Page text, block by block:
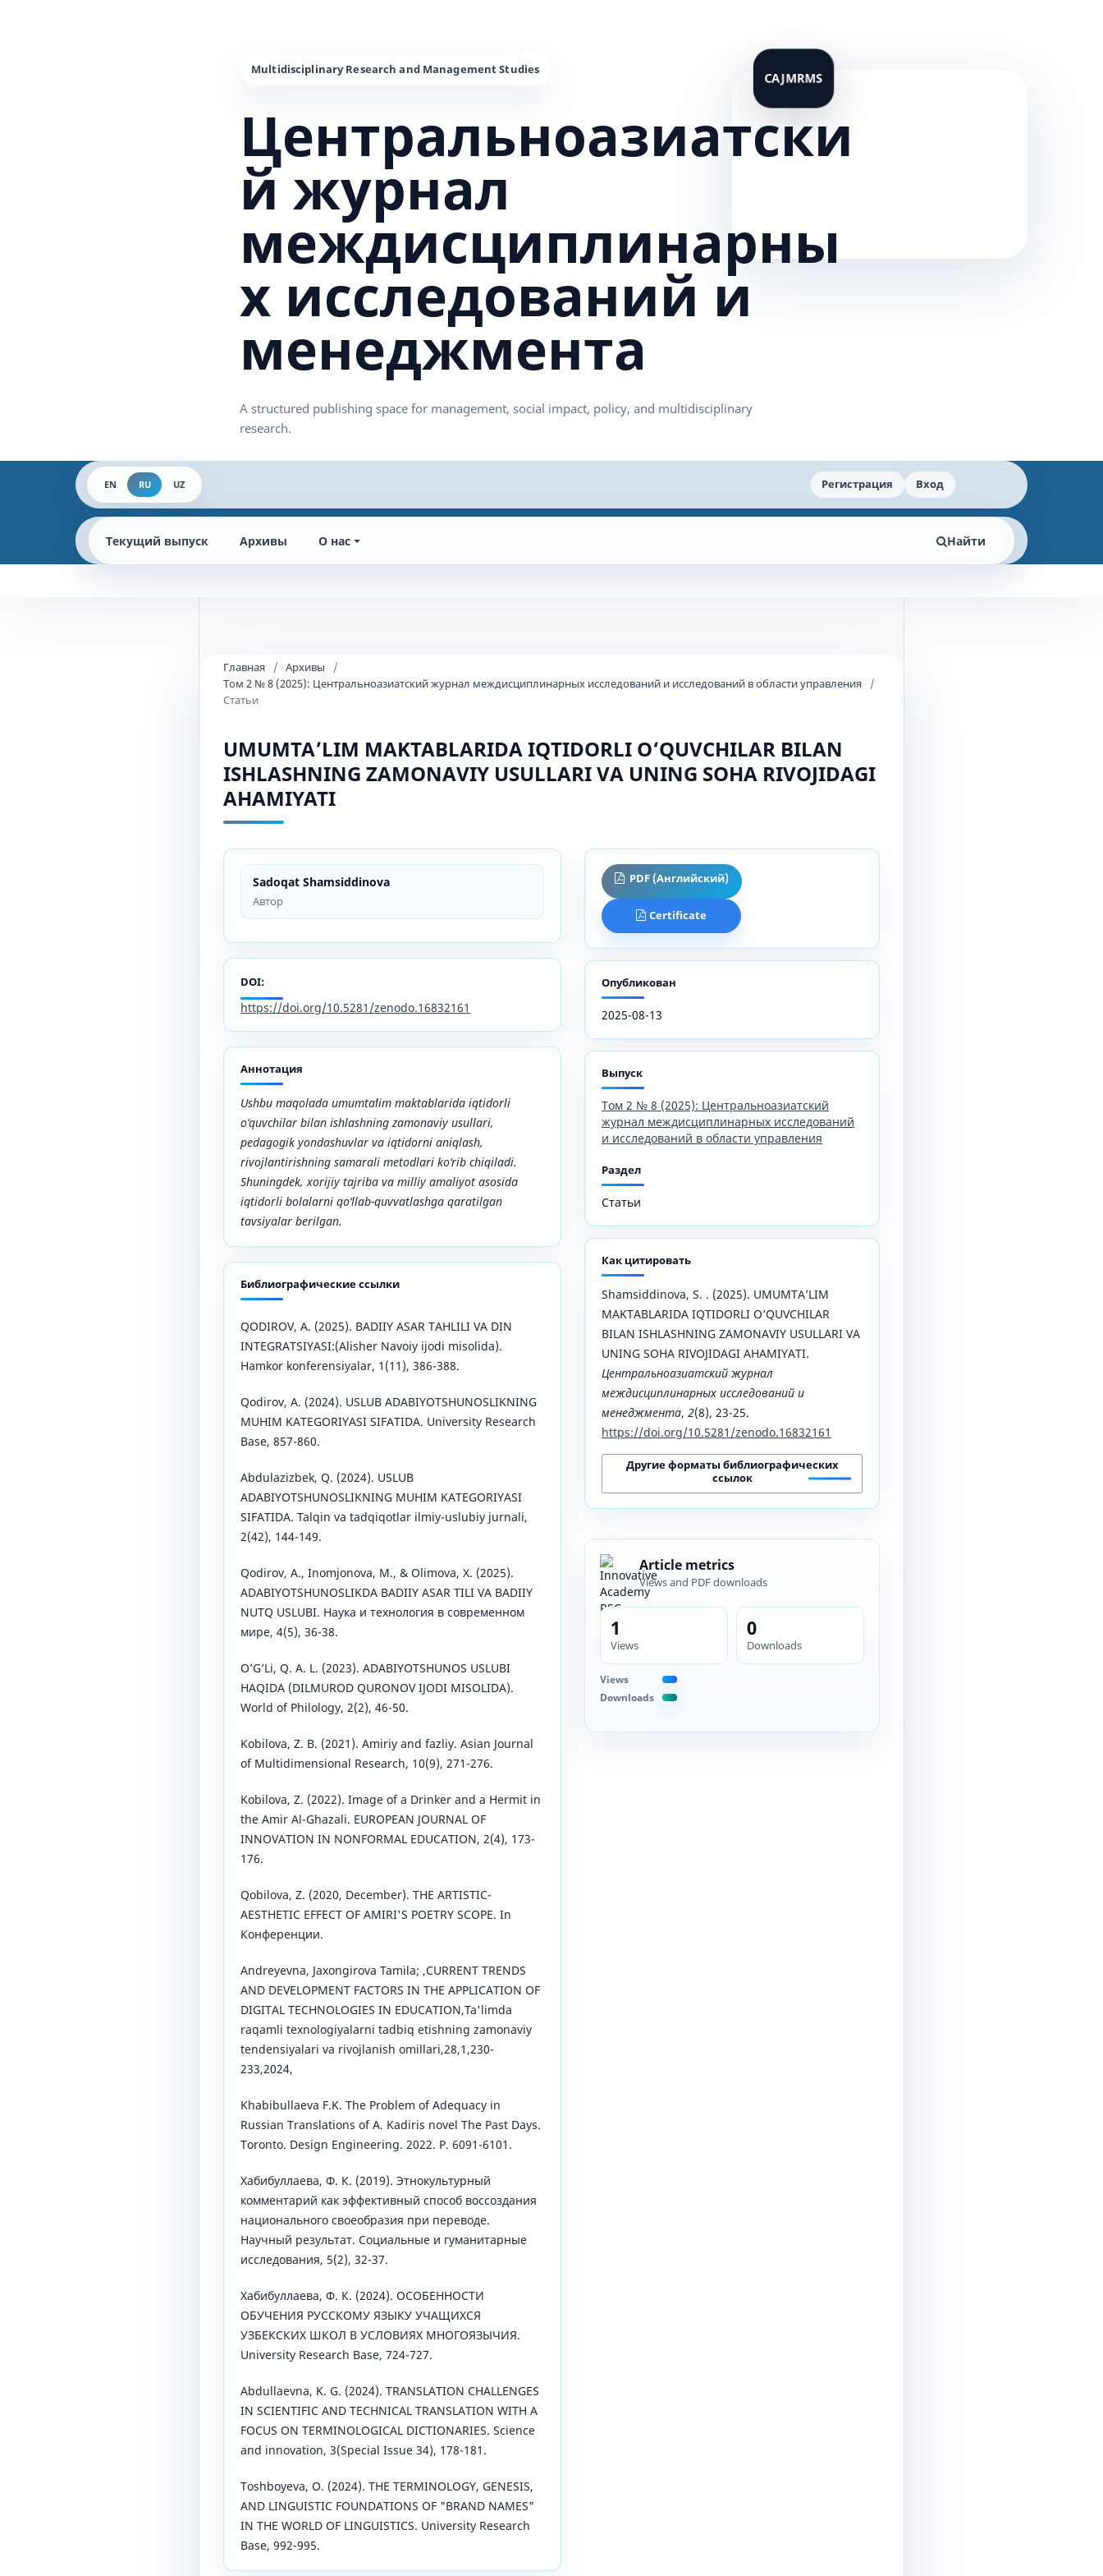
Центральноазиатски
й журнал
междисциплинарны
х исследований и
менеджмента
EN RU UZ Регистрация Вход
Текущий выпуск Архивы О нас Найти
Главная / Архивы
/
Том 2 № 8 (2025): Центральноазиатский журнал междисциплинарных исследований и исследований в области управления
/
Статьи
UMUMTAʼLIM MAKTABLARIDA IQTIDORLI O‘QUVCHILAR BILAN
ISHLASHNING ZAMONAVIY USULLARI VA UNING SOHA RIVOJIDAGI
AHAMIYATI
Sadoqat Shamsiddinova
Автор
DOI:
https://doi.org/10.5281/zenodo.16832161
Аннотация
Ushbu maqolada umumtaʼlim maktablarida iqtidorli
o‘quvchilar bilan ishlashning zamonaviy usullari,
pedagogik yondashuvlar va iqtidorni aniqlash,
rivojlantirishning samarali metodlari ko‘rib chiqiladi.
Shuningdek, xorijiy tajriba va milliy amaliyot asosida
iqtidorli bolalarni qo‘llab-quvvatlashga qaratilgan
tavsiyalar berilgan.
Библиографические ссылки
QODIROV, A. (2025). BADIIY ASAR TAHLILI VA DIN
INTEGRATSIYASI:(Alisher Navoiy ijodi misolida).
Hamkor konferensiyalar, 1(11), 386-388.
Qodirov, A. (2024). USLUB ADABIYOTSHUNOSLIKNING
MUHIM KATEGORIYASI SIFATIDA. University Research
Base, 857-860.
Abdulazizbek, Q. (2024). USLUB
ADABIYOTSHUNOSLIKNING MUHIM KATEGORIYASI
SIFATIDA. Talqin va tadqiqotlar ilmiy-uslubiy jurnali,
2(42), 144-149.
Qodirov, A., Inomjonova, M., & Olimova, X. (2025).
ADABIYOTSHUNOSLIKDA BADIIY ASAR TILI VA BADIIY
NUTQ USLUBI. Наука и технология в современном
мире, 4(5), 36-38.
O’G’Li, Q. A. L. (2023). ADABIYOTSHUNOS USLUBI
HAQIDA (DILMUROD QURONOV IJODI MISOLIDA).
World of Philology, 2(2), 46-50.
Kobilova, Z. B. (2021). Amiriy and fazliy. Asian Journal
of Multidimensional Research, 10(9), 271-276.
Kobilova, Z. (2022). Image of a Drinker and a Hermit in
the Amir Al-Ghazali. EUROPEAN JOURNAL OF
INNOVATION IN NONFORMAL EDUCATION, 2(4), 173-
176.
Qobilova, Z. (2020, December). THE ARTISTIC-
AESTHETIC EFFECT OF AMIRI'S POETRY SCOPE. In
Конференции.
Andreyevna, Jaxongirova Tamila; ,CURRENT TRENDS
AND DEVELOPMENT FACTORS IN THE APPLICATION OF
DIGITAL TECHNOLOGIES IN EDUCATION,Ta'limda
raqamli texnologiyalarni tadbiq etishning zamonaviy
tendensiyalari va rivojlanish omillari,28,1,230-
233,2024,
Khabibullaeva F.K. The Problem of Adequacy in
Russian Translations of A. Kadiris novel The Past Days.
Toronto. Design Engineering. 2022. P. 6091-6101.
Хабибуллаева, Ф. К. (2019). Этнокультурный
комментарий как эффективный способ воссоздания
национального своеобразия при переводе.
Научный результат. Социальные и гуманитарные
исследования, 5(2), 32-37.
Хабибуллаева, Ф. К. (2024). ОСОБЕННОСТИ
ОБУЧЕНИЯ РУССКОМУ ЯЗЫКУ УЧАЩИХСЯ
УЗБЕКСКИХ ШКОЛ В УСЛОВИЯХ МНОГОЯЗЫЧИЯ.
University Research Base, 724-727.
Abdullaevna, K. G. (2024). TRANSLATION CHALLENGES
IN SCIENTIFIC AND TECHNICAL TRANSLATION WITH A
FOCUS ON TERMINOLOGICAL DICTIONARIES. Science
and innovation, 3(Special Issue 34), 178-181.
Toshboyeva, O. (2024). THE TERMINOLOGY, GENESIS,
AND LINGUISTIC FOUNDATIONS OF "BRAND NAMES"
IN THE WORLD OF LINGUISTICS. University Research
Base, 992-995.
PDF (Английский)
Certificate
Опубликован
2025-08-13
Выпуск
Том 2 № 8 (2025): Центральноазиатский
журнал междисциплинарных исследований
и исследований в области управления
Раздел
Статьи
Как цитировать
Shamsiddinova, S. . (2025). UMUMTAʼLIM
MAKTABLARIDA IQTIDORLI O‘QUVCHILAR
BILAN ISHLASHNING ZAMONAVIY USULLARI VA
UNING SOHA RIVOJIDAGI AHAMIYATI.
Центральноазиатский журнал
междисциплинарных исследований и
менеджмента, 2(8), 23-25.
https://doi.org/10.5281/zenodo.16832161
Другие форматы библиографических
ссылок
Article metrics
Views and PDF downloads
1
Views
0
Downloads
Views
Downloads